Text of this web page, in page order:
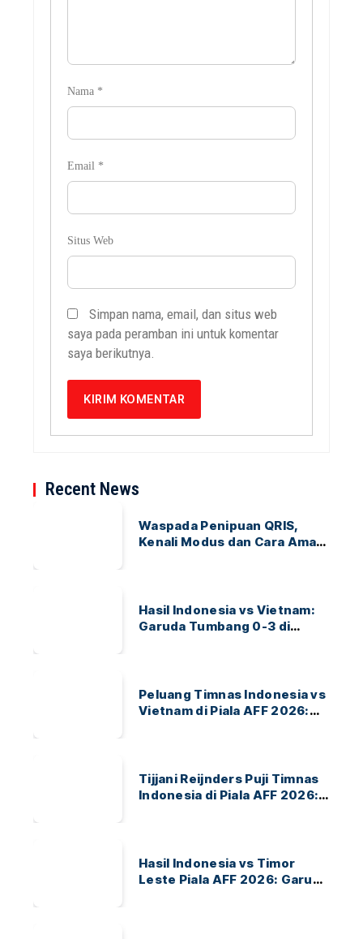
Nama *
Email *
Situs Web
Simpan nama, email, dan situs web
saya pada peramban ini untuk komentar
saya berikutnya.
Recent News
Waspada Penipuan QRIS,
Kenali Modus dan Cara Aman
Hasil Indonesia vs Vietnam:
Garuda Tumbang 0-3 di
Peluang Timnas Indonesia vs
Vietnam di Piala AFF 2026:
Tijjani Reijnders Puji Timnas
Indonesia di Piala AFF 2026:
Hasil Indonesia vs Timor
Leste Piala AFF 2026: Garuda